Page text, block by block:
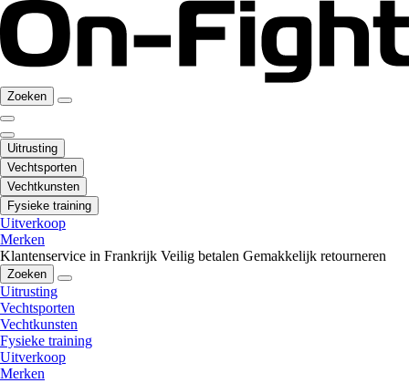
Zoeken
Uitrusting
Vechtsporten
Vechtkunsten
Fysieke training
Uitverkoop
Merken
Klantenservice in Frankrijk Veilig betalen Gemakkelijk retourneren
Zoeken
Uitrusting
Vechtsporten
Vechtkunsten
Fysieke training
Uitverkoop
Merken